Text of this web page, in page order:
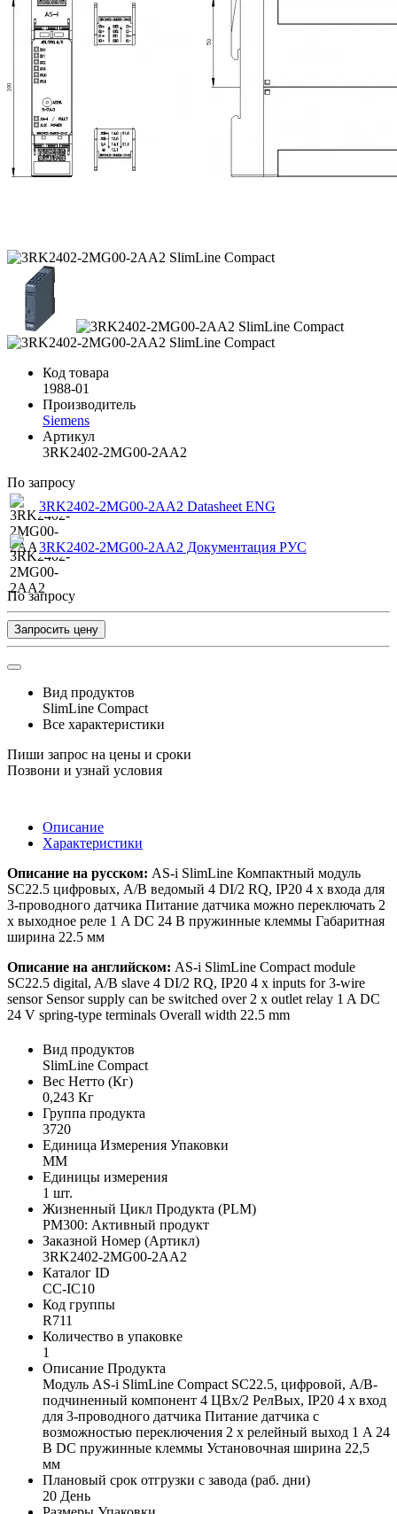
Код товара
1988-01
Производитель
Siemens
Артикул
3RK2402-2MG00-2AA2
По запросу
3RK2402-2MG00-2AA2 Datasheet ENG
3RK2402-2MG00-2AA2 Документация РУС
По запросу
Запросить цену
Вид продуктов
SlimLine Compact
Все характеристики
Пиши запрос на цены и сроки
Позвони и узнай условия
Описание
Характеристики
Описание на русском: AS-i SlimLine Компактный модуль
SC22.5 цифровых, A/B ведомый 4 DI/2 RQ, IP20 4 x входа для
3-проводного датчика Питание датчика можно переключать 2
x выходное реле 1 A DC 24 В пружинные клеммы Габаритная
ширина 22.5 мм
Описание на английском: AS-i SlimLine Compact module
SC22.5 digital, A/B slave 4 DI/2 RQ, IP20 4 x inputs for 3-wire
sensor Sensor supply can be switched over 2 x outlet relay 1 A DC
24 V spring-type terminals Overall width 22.5 mm
Вид продуктов
SlimLine Compact
Вес Нетто (Кг)
0,243 Кг
Группа продукта
3720
Единица Измерения Упаковки
MM
Единицы измерения
1 шт.
Жизненный Цикл Продукта (PLM)
PM300: Активный продукт
Заказной Номер (Артикл)
3RK2402-2MG00-2AA2
Каталог ID
CC-IC10
Код группы
R711
Количество в упаковке
1
Описание Продукта
Модуль AS-i SlimLine Compact SC22.5, цифровой, A/B-
подчиненный компонент 4 ЦВх/2 РелВых, IP20 4 x вход
для 3-проводного датчика Питание датчика с
возможностью переключения 2 x релейный выход 1 A 24
В DC пружинные клеммы Установочная ширина 22,5
мм
Плановый срок отгрузки с завода (раб. дни)
20 День